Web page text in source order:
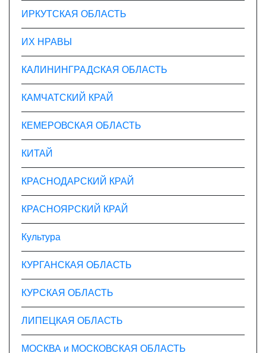
ИРКУТСКАЯ ОБЛАСТЬ
ИХ НРАВЫ
КАЛИНИНГРАДCКАЯ ОБЛАСТЬ
КАМЧАТСКИЙ КРАЙ
КЕМЕРОВСКАЯ ОБЛАСТЬ
КИТАЙ
КРАСНОДАРСКИЙ КРАЙ
КРАСНОЯРСКИЙ КРАЙ
Культура
КУРГАНСКАЯ ОБЛАСТЬ
КУРСКАЯ ОБЛАСТЬ
ЛИПЕЦКАЯ ОБЛАСТЬ
МОСКВА и МОСКОВСКАЯ ОБЛАСТЬ